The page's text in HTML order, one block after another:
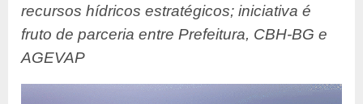
recursos hídricos estratégicos; iniciativa é
fruto de parceria entre Prefeitura, CBH-BG e
AGEVAP